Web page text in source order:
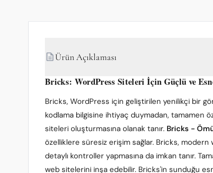
descriptionÜrün Açıklaması
Bricks: WordPress Siteleri İçin Güçlü ve
Bricks, WordPress için geliştirilen yenilikçi bir
kodlama bilgisine ihtiyaç duymadan, tamamen
siteleri oluşturmasına olanak tanır. Bricks -
özelliklere süresiz erişim sağlar. Bricks, modern
detaylı kontroller yapmasına da imkan tanır.
web sitelerini inşa edebilir. Bricks'in sunduğu